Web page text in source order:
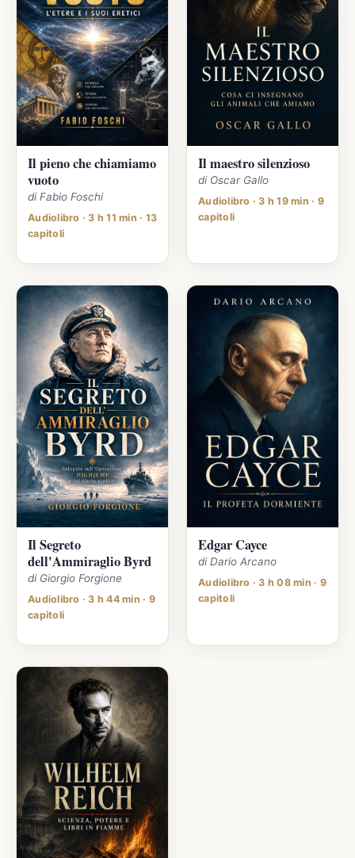
Il pieno che chiamiamo
vuoto
di Fabio Foschi
Audiolibro · 3 h 11 min · 13
capitoli
Il maestro silenzioso
di Oscar Gallo
Audiolibro · 3 h 19 min · 9
capitoli
Il Segreto
dell'Ammiraglio Byrd
di Giorgio Forgione
Audiolibro · 3 h 44 min · 9
capitoli
Edgar Cayce
di Dario Arcano
Audiolibro · 3 h 08 min · 9
capitoli